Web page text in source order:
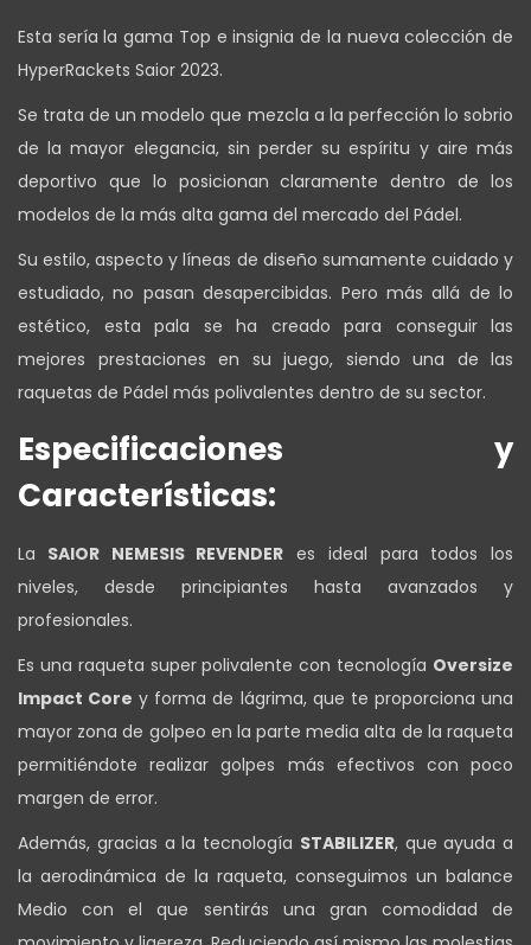
Esta sería la gama Top e insignia de la nueva colección de
HyperRackets Saior 2023.
Se trata de un modelo que mezcla a la perfección lo sobrio
de la mayor elegancia, sin perder su espíritu y aire más
deportivo que lo posicionan claramente dentro de los
modelos de la más alta gama del mercado del Pádel.
Su estilo, aspecto y líneas de diseño sumamente cuidado y
estudiado, no pasan desapercibidas. Pero más allá de lo
estético, esta pala se ha creado para conseguir las
mejores prestaciones en su juego, siendo una de las
raquetas de Pádel más polivalentes dentro de su sector.
Especificaciones y
Características:
La SAIOR NEMESIS REVENDER es ideal para todos los
niveles, desde principiantes hasta avanzados y
profesionales.
Es una raqueta super polivalente con tecnología Oversize
Impact Core y forma de lágrima, que te proporciona una
mayor zona de golpeo en la parte media alta de la raqueta
permitiéndote realizar golpes más efectivos con poco
margen de error.
Además, gracias a la tecnología STABILIZER, que ayuda a
la aerodinámica de la raqueta, conseguimos un balance
Medio con el que sentirás una gran comodidad de